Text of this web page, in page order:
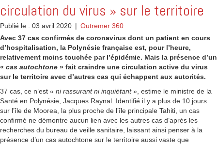
circulation du virus » sur le territoire
Publié le : 03 avril 2020 | Outremer 360
Avec 37 cas confirmés de coronavirus dont un patient en cours
d’hospitalisation, la Polynésie française est, pour l’heure,
relativement moins touchée par l’épidémie. Mais la présence d’un
« cas autochtone » fait craindre une circulation active du virus
sur le territoire avec d’autres cas qui échappent aux autorités.
37 cas, ce n’est « ni rassurant ni inquiétant», estime le ministre de la
Santé en Polynésie, Jacques Raynal. Identifié il y a plus de 10 jours
sur l’île de Moorea, la plus proche de l’île principale Tahiti, un cas
confirmé ne démontre aucun lien avec les autres cas d’après les
recherches du bureau de veille sanitaire, laissant ainsi penser à la
présence d’un cas autochtone sur le territoire aussi vaste que